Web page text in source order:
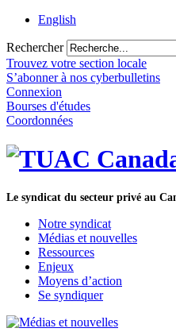
English
Rechercher
Trouvez votre section locale
S’abonner à nos cyberbulletins
Connexion
Bourses d'études
Coordonnées
Le syndicat du secteur privé au
Notre syndicat
Médias et nouvelles
Ressources
Enjeux
Moyens d’action
Se syndiquer